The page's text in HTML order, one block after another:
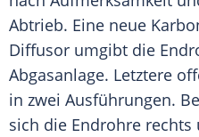
Abtrieb. Eine neue
Diffusor umgibt die
Abgasanlage. Letztere
in zwei Ausführungen.
sich die Endrohre